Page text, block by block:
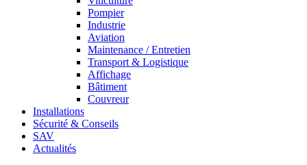
Pompier
Industrie
Aviation
Maintenance / Entretien
Transport & Logistique
Affichage
Bâtiment
Couvreur
Installations
Sécurité & Conseils
SAV
Actualités